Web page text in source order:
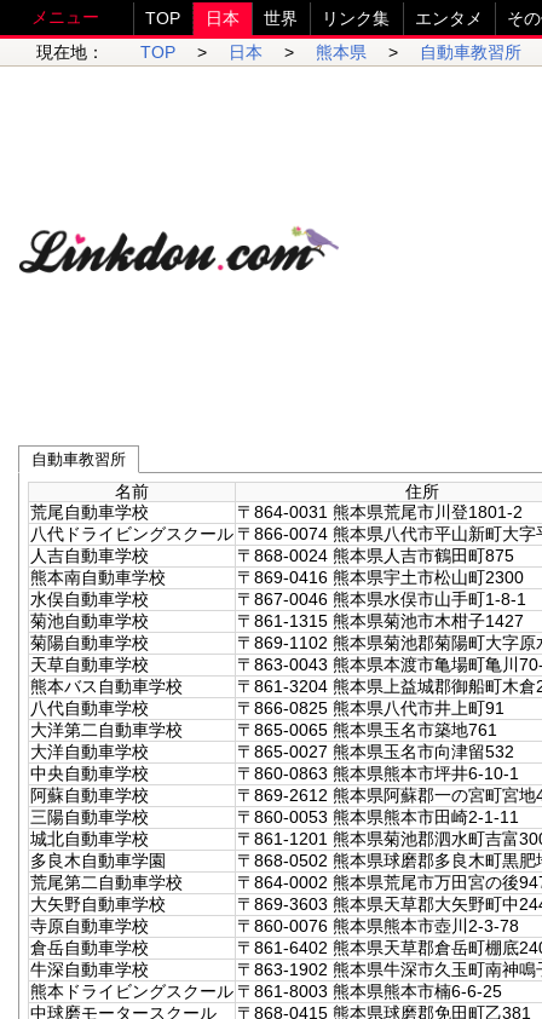
メニュー TOP 日本 世界 リンク集 エンタメ
そ
現在地：
TOP > 日本 > 熊本県 > 自動車教習所
自動車教習所
名前
住所
荒尾自動車学校
〒864-0031 熊本県荒尾市川登1801-2
八代ドライビングスクール 〒866-0074 熊本県八代市平山新町大字
人吉自動車学校
〒868-0024 熊本県人吉市鶴田町875
熊本南自動車学校
〒869-0416 熊本県宇土市松山町2300
水俣自動車学校
〒867-0046 熊本県水俣市山手町1-8-1
菊池自動車学校
〒861-1315 熊本県菊池市木柑子1427
菊陽自動車学校
〒869-1102 熊本県菊池郡菊陽町大字原
天草自動車学校
〒863-0043 熊本県本渡市亀場町亀川
熊本バス自動車学校
〒861-3204 熊本県上益城郡御船町木倉
八代自動車学校
〒866-0825 熊本県八代市井上町91
大洋第二自動車学校
〒865-0065 熊本県玉名市築地761
大洋自動車学校
〒865-0027 熊本県玉名市向津留532
中央自動車学校
〒860-0863 熊本県熊本市坪井6-10-1
阿蘇自動車学校
〒869-2612 熊本県阿蘇郡一の宮町宮地
三陽自動車学校
〒860-0053 熊本県熊本市田崎2-1-11
城北自動車学校
〒861-1201 熊本県菊池郡泗水町吉富
多良木自動車学園
〒868-0502 熊本県球磨郡多良木町黒肥
荒尾第二自動車学校
〒864-0002 熊本県荒尾市万田宮の後
大矢野自動車学校
〒869-3603 熊本県天草郡大矢野町中
寺原自動車学校
〒860-0076 熊本県熊本市壺川2-3-78
倉岳自動車学校
〒861-6402 熊本県天草郡倉岳町棚底
牛深自動車学校
〒863-1902 熊本県牛深市久玉町南神鳴
熊本ドライビングスクール 〒861-8003 熊本県熊本市楠6-6-25
中球磨モータースクール
〒868-0415 熊本県球磨郡免田町乙381